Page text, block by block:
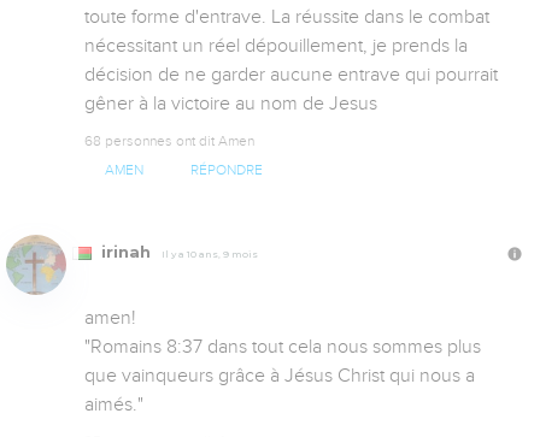
toute forme d'entrave. La réussite dans le combat
nécessitant un réel dépouillement, je prends la
décision de ne garder aucune entrave qui pourrait
gêner à la victoire au nom de Jesus
68 personnes ont dit Amen
AMEN RÉPONDRE
irinah Il y a 10 ans, 9 mois
amen!
"Romains 8:37 dans tout cela nous sommes plus
que vainqueurs grâce à Jésus Christ qui nous a
aimés."